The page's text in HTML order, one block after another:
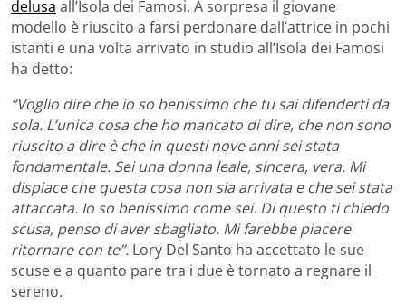
delusa all’Isola dei Famosi. A sorpresa il giovane
modello è riuscito a farsi perdonare dall’attrice in pochi
istanti e una volta arrivato in studio all’Isola dei Famosi
ha detto:
“Voglio dire che io so benissimo che tu sai difenderti da
sola. L’unica cosa che ho mancato di dire, che non sono
riuscito a dire è che in questi nove anni sei stata
fondamentale. Sei una donna leale, sincera, vera. Mi
dispiace che questa cosa non sia arrivata e che sei stata
attaccata. Io so benissimo come sei. Di questo ti chiedo
scusa, penso di aver sbagliato. Mi farebbe piacere
ritornare con te”. Lory Del Santo ha accettato le sue
scuse e a quanto pare tra i due è tornato a regnare il
sereno.